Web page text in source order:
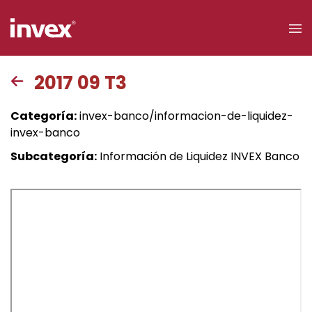
Acceso a
clientes
Buscar
2017 09 T3
Categoría:invex-banco/informacion-de-liquidez-
invex-banco
Subcategoría: Información de Liquidez INVEX Banco